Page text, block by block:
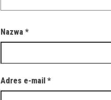
Nazwa*
Adres e-mail*